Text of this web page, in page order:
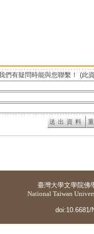
們有疑問時能與您聯繫！ (此
臺灣大學文學院佛
National Taiwan
doi:10.6681/